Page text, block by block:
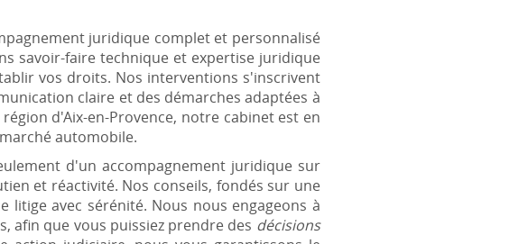
juridique complet et personnalisé
savoir-faire technique et expertise juridique
vos droits. Nos interventions s'inscrivent
claire et des démarches adaptées à
d'Aix-en-Provence, notre cabinet est en
automobile.
d'un accompagnement juridique sur
et réactivité. Nos conseils, fondés sur une
avec sérénité. Nous nous engageons à
afin que vous puissiez prendre des décisions